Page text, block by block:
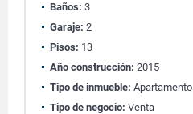
Baños: 3
Garaje: 2
Pisos: 13
Año construcción: 2015
Tipo de inmueble: Apartamento
Tipo de negocio: Venta